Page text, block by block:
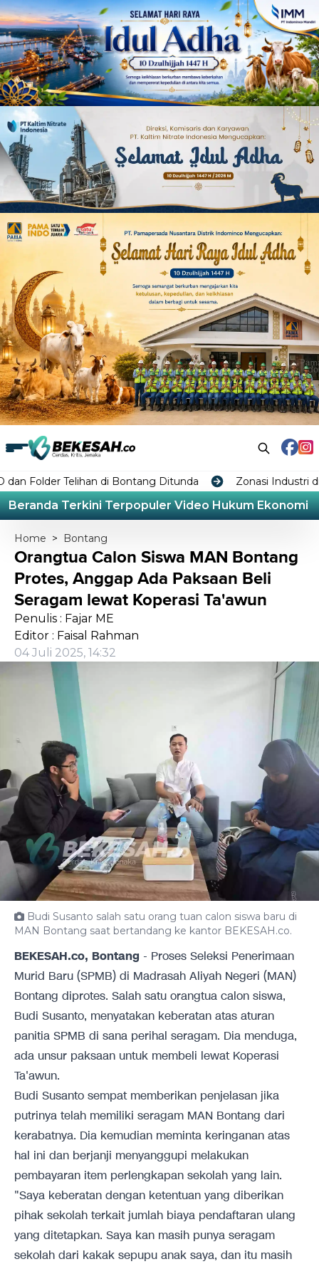
di Bontang Ditunda Zonasi Industri di Raperda
Beranda Terkini Terpopuler Video Hukum Ekonomi
Home > Bontang
Orangtua Calon Siswa MAN Bontang
Protes, Anggap Ada Paksaan Beli
Seragam lewat Koperasi Ta'awun
Penulis : Fajar ME
Editor : Faisal Rahman
04 Juli 2025, 14:32
Budi Susanto salah satu orang tuan calon siswa baru di
MAN Bontang saat bertandang ke kantor BEKESAH.co.
BEKESAH.co, Bontang - Proses Seleksi Penerimaan
Murid Baru (SPMB) di Madrasah Aliyah Negeri (MAN)
Bontang diprotes. Salah satu orangtua calon siswa,
Budi Susanto, menyatakan keberatan atas aturan
panitia SPMB di sana perihal seragam. Dia menduga,
ada unsur paksaan untuk membeli lewat Koperasi
Ta'awun.
Budi Susanto sempat memberikan penjelasan jika
putrinya telah memiliki seragam MAN Bontang dari
kerabatnya. Dia kemudian meminta keringanan atas
hal ini dan berjanji menyanggupi melakukan
pembayaran item perlengkapan sekolah yang lain.
"Saya keberatan dengan ketentuan yang diberikan
pihak sekolah terkait jumlah biaya pendaftaran ulang
yang ditetapkan. Saya kan masih punya seragam
sekolah dari kakak sepupu anak saya, dan itu masih